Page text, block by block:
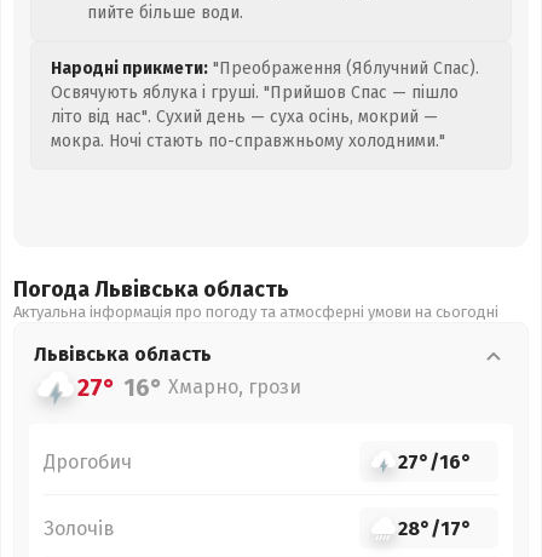
пийте більше води.
Народні прикмети: "Преображення (Яблучний Спас).
Освячують яблука і груші. "Прийшов Спас — пішло
літо від нас". Сухий день — суха осінь, мокрий —
мокра. Ночі стають по-справжньому холодними."
Погода Львівська область
Актуальна інформація про погоду та атмосферні умови на сьогодні
Львівська область
27° 16° Хмарно, грози
Дрогобич 27°/16°
Золочів 28°/17°